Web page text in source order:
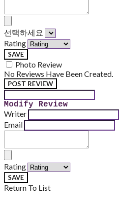
선택하세요
Rating
SAVE
Photo Review
No Reviews Have Been Created.
POST REVIEW
Modify Review
Writer
Email
Rating
SAVE
Return To List